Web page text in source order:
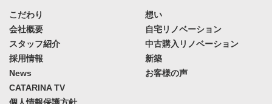
こだわり
会社概要
スタッフ紹介
採用情報
News
CATARINA TV
想い
自宅リノベーション
中古購入リノベーション
新築
お客様の声